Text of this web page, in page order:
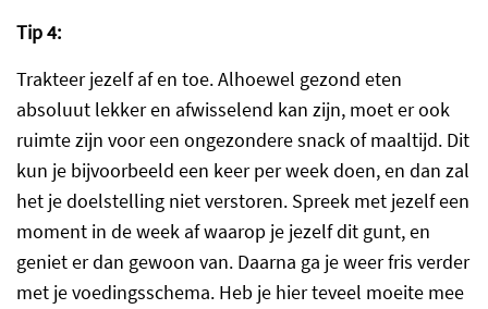
Tip 4:
Trakteer jezelf af en toe. Alhoewel gezond eten
absoluut lekker en afwisselend kan zijn, moet er ook
ruimte zijn voor een ongezondere snack of maaltijd. Dit
kun je bijvoorbeeld een keer per week doen, en dan zal
het je doelstelling niet verstoren. Spreek met jezelf een
moment in de week af waarop je jezelf dit gunt, en
geniet er dan gewoon van. Daarna ga je weer fris verder
met je voedingsschema. Heb je hier teveel moeite mee